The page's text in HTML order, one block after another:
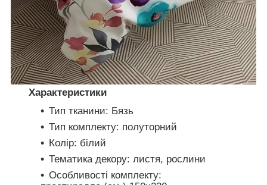
Характеристики
Тип тканини: Бязь
Тип комплекту: полуторний
Колір: білий
Тематика декору: листя, рослини
Особливості комплекту: